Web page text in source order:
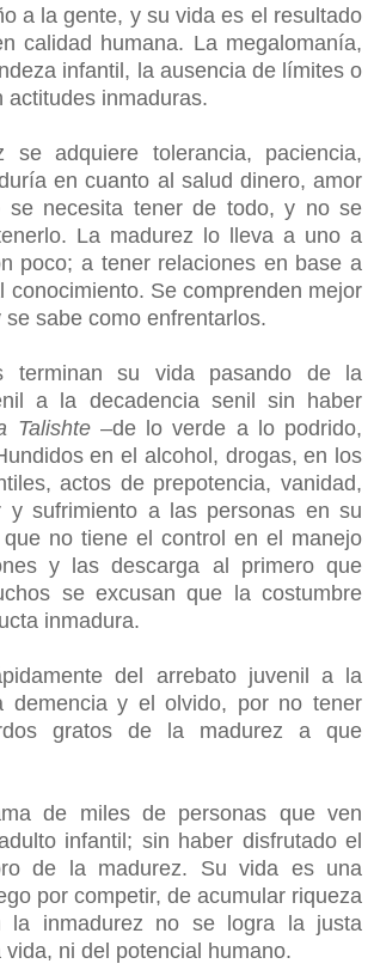
a la gente, y su vida es el resultado
calidad humana. La megalomanía,
infantil, la ausencia de límites o
actitudes inmaduras.
se adquiere tolerancia, paciencia,
en cuanto al salud dinero, amor
se necesita tener de todo, y no se
La madurez lo lleva a uno a
poco; a tener relaciones en base a
conocimiento. Se comprenden mejor
sabe como enfrentarlos.
terminan su vida pasando de la
a la decadencia senil sin haber
Talishte–de lo verde a lo podrido,
en el alcohol, drogas, en los
actos de prepotencia, vanidad,
y sufrimiento a las personas en su
no tiene el control en el manejo
y las descarga al primero que
se excusan que la costumbre
inmadura.
del arrebato juvenil a la
demencia y el olvido, por no tener
gratos de la madurez a que
de miles de personas que ven
infantil; sin haber disfrutado el
de la madurez. Su vida es una
por competir, de acumular riqueza
la inmadurez no se logra la justa
ni del potencial humano.